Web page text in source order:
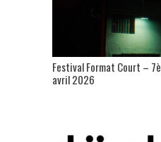
Festival Format Court –
avril 2026